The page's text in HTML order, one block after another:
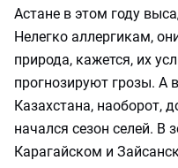
Астане в этом году
Нелегко аллергикам,
природа, кажется, их
прогнозируют грозы. А
Казахстана, наоборот,
начался сезон селей. В
Карагайском и